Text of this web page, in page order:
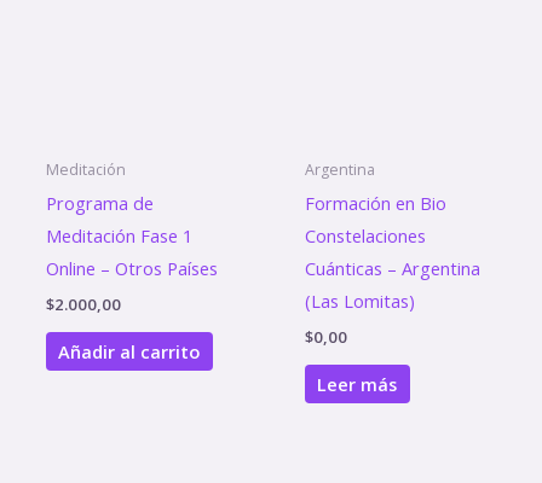
Meditación
Programa de
Meditación Fase 1
Online – Otros Países
$2.000,00
Añadir al carrito
Argentina
Formación en Bio
Constelaciones
Cuánticas – Argentina
(Las Lomitas)
$0,00
Leer más